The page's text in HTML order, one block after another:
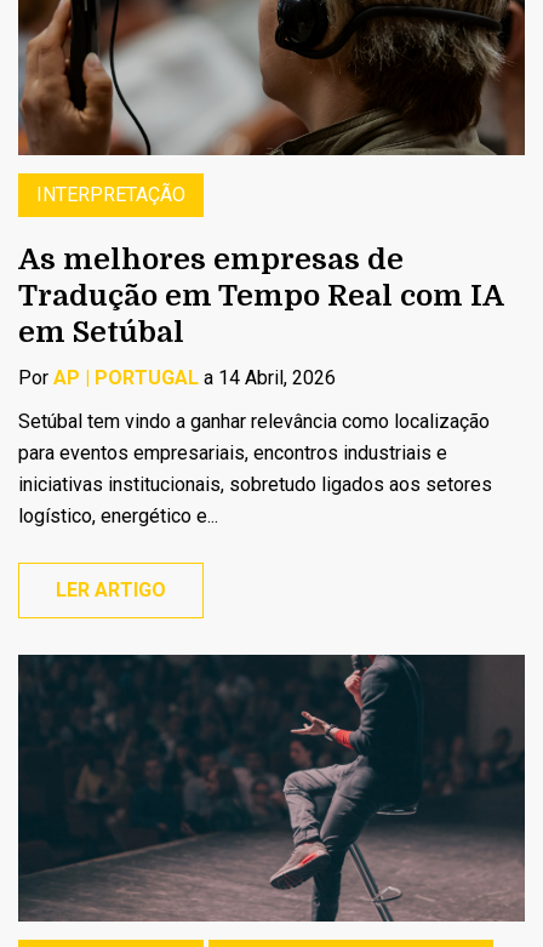
INTERPRETAÇÃO
As melhores empresas de
Tradução em Tempo Real com IA
em Setúbal
Por AP | PORTUGAL a 14 Abril, 2026
Setúbal tem vindo a ganhar relevância como localização
para eventos empresariais, encontros industriais e
iniciativas institucionais, sobretudo ligados aos setores
logístico, energético e...
LER ARTIGO